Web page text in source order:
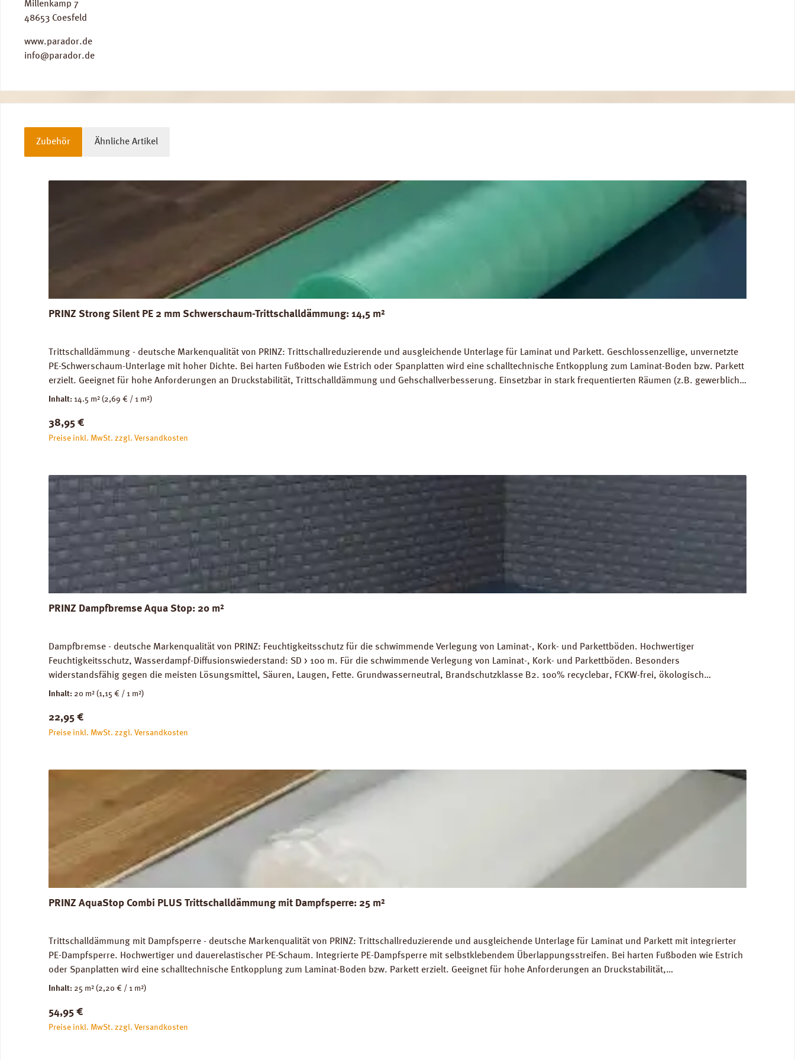
Millenkamp 7
48653 Coesfeld
www.parador.de
info@parador.de
Zubehör Ähnliche Artikel
PRINZ Strong Silent PE 2 mm Schwerschaum-Trittschalldämmung: 14,5 m²
Trittschalldämmung - deutsche Markenqualität von PRINZ: Trittschallreduzierende und ausgleichende Unterlage für Laminat und Parkett. Geschlossenzellige, unvernetzte
PE-Schwerschaum-Unterlage mit hoher Dichte. Bei harten Fußboden wie Estrich oder Spanplatten wird eine schalltechnische Entkopplung zum Laminat-Boden bzw. Parkett
erzielt. Geeignet für hohe Anforderungen an Druckstabilität, Trittschalldämmung und Gehschallverbesserung. Einsetzbar in stark frequentierten Räumen (z.B. gewerblich
genutze Flächen) und im Objektbereich. Für die Verlegung auf Warmwasser-Fussbodenheizungen geeignet. Perfekter Ausgleich von Bodenunebenheiten bis zu 1 mm.
unbedenklich. Verfügbare Downloads: Datenblatt PRINZ Strong Silent Verlegeanleitung PRINZ Strong Silent
Inhalt: 14.5 m² (2,69 € / 1 m²)
Regulärer Preis:
38,95 €
Preise inkl. MwSt. zzgl. Versandkosten
PRINZ Dampfbremse Aqua Stop: 20 m²
Dampfbremse - deutsche Markenqualität von PRINZ: Feuchtigkeitsschutz für die schwimmende Verlegung von Laminat-, Kork- und Parkettböden. Hochwertiger
Feuchtigkeitsschutz, Wasserdampf-Diffusionswiederstand: SD > 100 m. Für die schwimmende Verlegung von Laminat-, Kork- und Parkettböden. Besonders
widerstandsfähig gegen die meisten Lösungsmittel, Säuren, Laugen, Fette. Grundwasserneutral, Brandschutzklasse B2. 100% recyclebar, FCKW-frei, ökologisch
unbedenklich. Für Warmwasser-Fussbodenheizung geeignet. Abmessungen: Länge: 10 m, Breite 2 m, Stärke 200 mµ. Gewicht als Grundlage für die Berechnung der
Inhalt: 20 m² (1,15 € / 1 m²)
Regulärer Preis:
22,95 €
Preise inkl. MwSt. zzgl. Versandkosten
PRINZ AquaStop Combi PLUS Trittschalldämmung mit Dampfsperre: 25 m²
Trittschalldämmung mit Dampfsperre - deutsche Markenqualität von PRINZ: Trittschallreduzierende und ausgleichende Unterlage für Laminat und Parkett mit integrierter
PE-Dampfsperre. Hochwertiger und dauerelastischer PE-Schaum. Integrierte PE-Dampfsperre mit selbstklebendem Überlappungsstreifen. Bei harten Fußboden wie Estrich
oder Spanplatten wird eine schalltechnische Entkopplung zum Laminat-Boden bzw. Parkett erzielt. Geeignet für hohe Anforderungen an Druckstabilität,
Trittschalldämmung und Gehschallverbesserung. Für die schwimmende Verlegung von Fertigparkett und Laminatböden in normal frequentierten Räumen. Für die
2,2 mm, 1 Rolle = 25,0 m². Trittschall-Verbesserung: 19 dB (ISO 140-8). Dichte: 25 kg / m³. FCKW- und HFCKW-frei. Ökologisch unbedenklich. Verfügbare Downloads:
Verlegeanleitung PRINZ AquaStop Combi PLUS Datenblatt PRINZ AquaStop Combi PLUS
Inhalt: 25 m² (2,20 € / 1 m²)
Regulärer Preis:
54,95 €
Preise inkl. MwSt. zzgl. Versandkosten